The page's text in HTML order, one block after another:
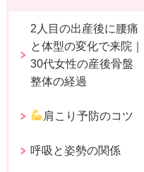
2人目の出産後に腰痛
と体型の変化で来院｜
30代女性の産後骨盤
整体の経過
肩こり予防のコツ
呼吸と姿勢の関係